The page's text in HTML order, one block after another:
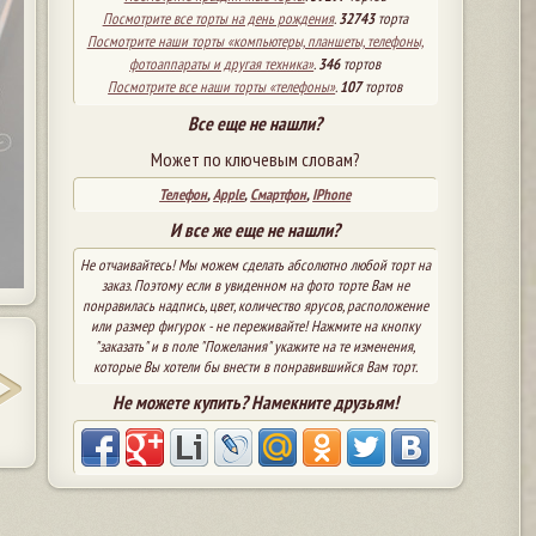
Посмотрите все торты на день рождения.32743торта
Посмотрите наши торты «компьютеры, планшеты, телефоны,
фотоаппараты и другая техника».346тортов
Посмотрите все наши торты «телефоны».107тортов
Все еще не нашли?
Может по ключевым словам?
Телефон,Apple,Смартфон,IPhone
И все же еще не нашли?
Не отчаивайтесь! Мы можем сделать абсолютно любой торт на
заказ. Поэтому если в увиденном на фото торте Вам не
понравилась надпись, цвет, количество ярусов, расположение
или размер фигурок - не переживайте! Нажмите на кнопку
"заказать" и в поле "Пожелания" укажите на те изменения,
которые Вы хотели бы внести в понравившийся Вам торт.
Не можете купить? Намекните друзьям!